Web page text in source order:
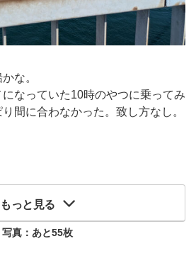
な。
なっていた10時のやつに乗ってみ
間に合わなかった。致し方なし。
もっと見る
写真：あと55枚